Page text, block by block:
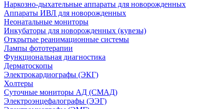
Наркозно-дыхательные аппараты для новорожденных
Аппараты ИВЛ для новорожденных
Неонатальные мониторы
Инкубаторы для новорожденных (кувезы)
Открытые реанимационные системы
Лампы фототерапии
Функциональная диагностика
Дерматоскопы
Электрокардиографы (ЭКГ)
Холтеры
Суточные мониторы АД (СМАД)
Электроэнцефалографы (ЭЭГ)